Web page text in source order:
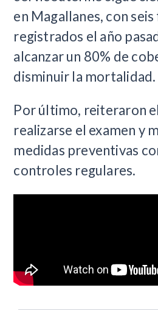
en Magallanes, con
registrados el año
alcanzar un 80% de
disminuir la mortalidad.
Por último, reiteraron
realizarse el examen y
medidas preventivas
controles regulares.